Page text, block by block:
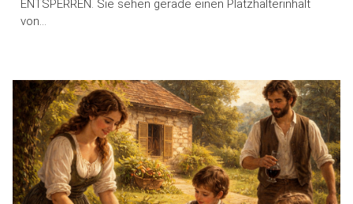
ENTSPERREN. Sie sehen gerade einen Platzhalterinhalt
von…